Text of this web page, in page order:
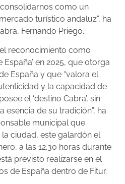
como un
turístico andaluz”, ha
Fernando Priego.
reconocimiento como
en 2025, que otorga
España y que “valora el
y la capacidad de
el ‘destino Cabra’, sin
esencia de su tradición”, ha
municipal que
ciudad, este galardón el
a las 12.30 horas durante
previsto realizarse en el
de España dentro de Fitur.